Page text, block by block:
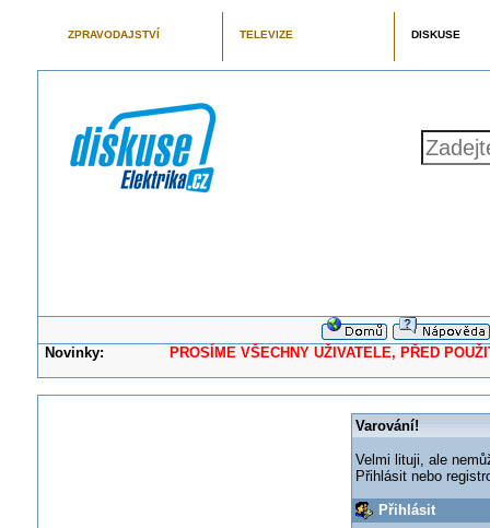
ZPRAVODAJSTVÍ TELEVIZE DISKUSE
Novinky: PROSÍME VŠECHNY UŽIVATELE, PŘED
Varování!
Velmi lituji, ale
Přihlásit nebo
Přihlásit